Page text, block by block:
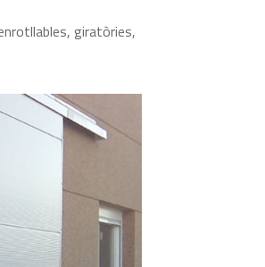
giratòries,